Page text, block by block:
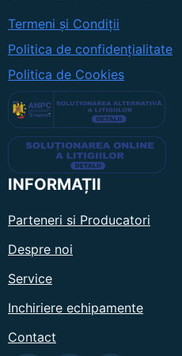
Termeni și Condiții
Politica de confidențialitate
Politica de Cookies
INFORMAȚII
Parteneri si Producatori
Despre noi
Service
Inchiriere echipamente
Contact